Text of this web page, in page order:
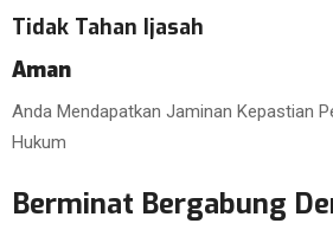
Tidak Tahan Ijasah
Aman
Anda Mendapatkan Jaminan Kepastian
Hukum
Berminat Bergabung